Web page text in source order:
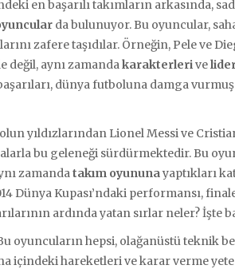
en başarılı takımların arkasında,
da bulunuyor. Bu oyuncular,
zafere taşıdılar. Örneğin, Pele ve
değil, aynı zamandakarakterlerive
dünya futboluna damga
yıldızlarından Lionel Messi ve
bu geleneği sürdürmektedir. Bu
zamandatakım oyununayaptıkları
Dünya Kupası’ndaki performansı,
ardında yatan sırlar neler? İşte
oyuncuların hepsi, olağanüstü teknik
içindeki hareketleri ve karar verme